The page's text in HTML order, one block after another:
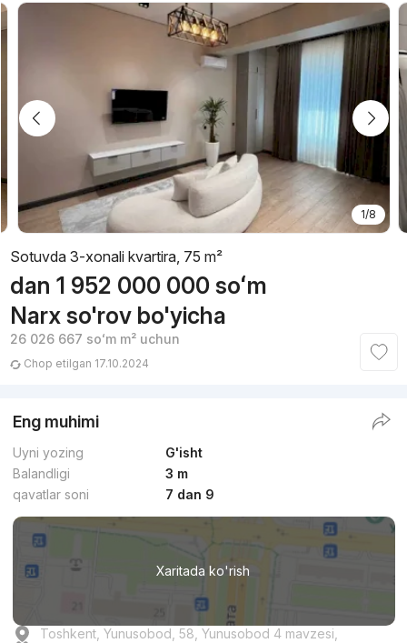
1/8
Sotuvda 3-xonali kvartira, 75 m²
dan 1 952 000 000 soʻm
Narx so'rov bo'yicha
26 026 667 soʻmm² uchun
Chop etilgan 17.10.2024
Eng muhimi
Uyni yozing
G'isht
Balandligi
3 m
qavatlar soni
7 dan 9
Xaritada ko'rish
Toshkent, Yunusobod, 58, Yunusobod 4 mavzesi,